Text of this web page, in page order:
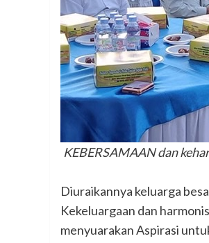
KEBERSAMAAN dan
Diuraikannya keluarga
Kekeluargaan dan
menyuarakan Aspirasi